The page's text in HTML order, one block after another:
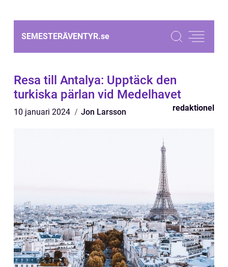
SEMESTERÄVENTYR.se
Resa till Antalya: Upptäck den
turkiska pärlan vid Medelhavet
10 januari 2024 Jon Larsson redaktionel